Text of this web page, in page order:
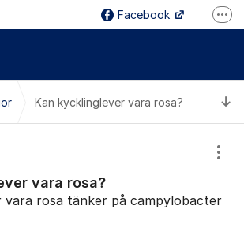
Facebook
Youtube
Kan kycklinglever vara rosa?
vara rosa?
vara rosa tänker på campylobacter